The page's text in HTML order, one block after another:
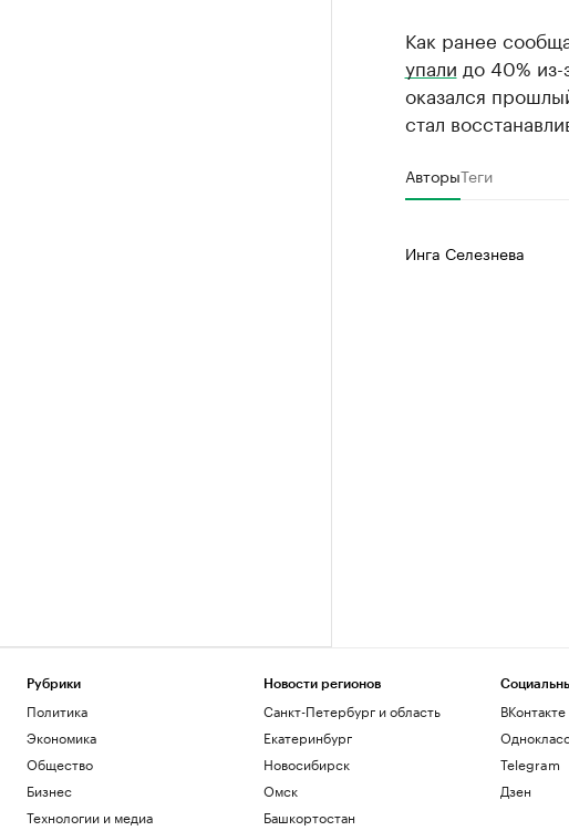
Как ранее
упали до 40%
оказался
стал
АвторыТеги
Инга Селезнева
Рубрики
Политика
Экономика
Общество
Бизнес
Технологии и медиа
Новости регионов
Санкт-Петербург и область
Екатеринбург
Новосибирск
Омск
Башкортостан
ВКонтакте
Telegram
Дзен